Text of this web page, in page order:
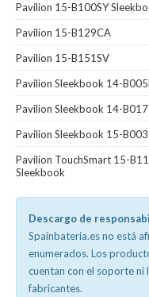
Pavilion 15-B100SY
Pavilion 15-B129CA
Pavilion 15-B151SV
Pavilion Sleekbook 14-
Pavilion Sleekbook 14-
Pavilion Sleekbook 15-
Pavilion TouchSmart 15-
Sleekbook
Descargo de
Spainbateria.es no está
enumerados. Los
cuentan con el soporte ni
fabricantes.